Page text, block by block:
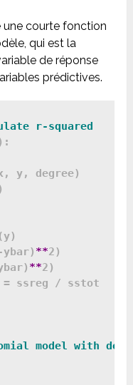
une courte fonction
qui est la
de réponse
prédictives.
r-squared
y, degree)
**2)
**2)
ssreg / sstot